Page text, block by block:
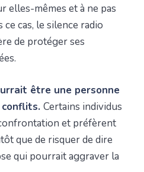
elles-mêmes et à ne pas
cas, le silence radio
de protéger ses
être une personne
Certains individus
et préfèrent
que de risquer de dire
qui pourrait aggraver la